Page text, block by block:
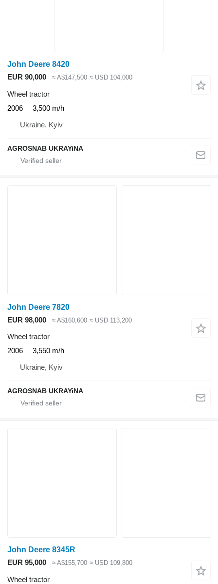
John Deere 8420
EUR 90,000
≈ A$147,500 ≈ USD 104,000
Wheel tractor
2006
3,500 m/h
Ukraine, Kyiv
AGROSNAB UKRAYiNA
John Deere 7820
EUR 98,000
≈ A$160,600 ≈ USD 113,200
Wheel tractor
2006
3,550 m/h
Ukraine, Kyiv
AGROSNAB UKRAYiNA
John Deere 8345R
EUR 95,000
≈ A$155,700 ≈ USD 109,800
Wheel tractor